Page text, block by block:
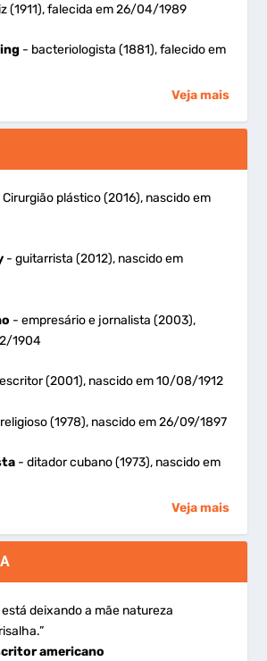
(1911), falecida em 26/04/1989
- bacteriologista (1881), falecido em
Veja mais
plástico (2016), nascido em
- guitarrista (2012), nascido em
- empresário e jornalista (2003),
1904
(2001), nascido em 10/08/1912
(1978), nascido em 26/09/1897
- ditador cubano (1973), nascido em
Veja mais
está deixando a mãe natureza
americano